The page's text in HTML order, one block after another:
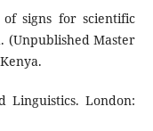
of signs for scientific
(Unpublished Master
Linguistics. London: